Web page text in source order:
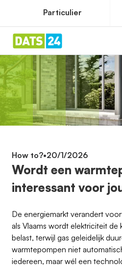
Particulier
How to?•20/1/2026
Wordt een
interessant voor
De energiemarkt verandert
als Vlaams wordt elektriciteit de
belast, terwijl gas geleidelijk
warmtepompen niet
iedereen, maar wél een